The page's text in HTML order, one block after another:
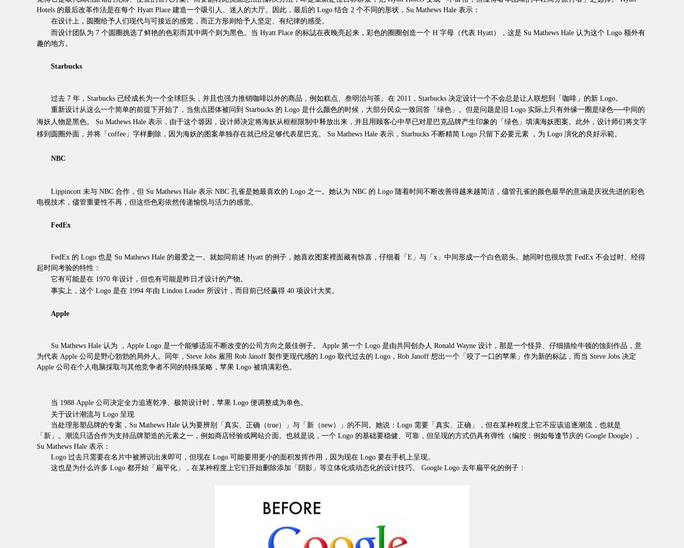
Hotels 的最后改革作法是在每个 Hyatt Place 建造一个吸引人、迷人的大厅。因此，最后的 Logo 结合 2 个不同的形状，Su Mathews Hale 表示：
在设计上，圆圈给予人们现代与可接近的感觉，而正方形则给予人坚定、有纪律的感受。
而设计团队为 7 个圆圈挑选了鲜艳的色彩而其中两个则为黑色。当 Hyatt Place 的标誌在夜晚亮起来，彩色的圈圈创造一个 H 字母（代表 Hyatt），这是 Su Mathews Hale 认为这个 Logo 额外有
趣的地方。
Starbucks
过去 7 年，Starbucks 已经成长为一个全球巨头，并且也强力推销咖啡以外的商品，例如糕点、叁明治与茶。在 2011，Starbucks 决定设计一个不会总是让人联想到「咖啡」的新 Logo。
重新设计从这么一个简单的前提下开始了，当焦点团体被问到 Starbucks 的 Logo 是什么颜色的时候，大部分民众一致回答「绿色」。但是问题是旧 Logo 实际上只有外缘一圈是绿色──中间的
海妖人物是黑色。 Su Mathews Hale 表示，由于这个塬因，设计师决定将海妖从框框限制中释放出来，并且用顾客心中早已对星巴克品牌产生印象的「绿色」填满海妖图案。此外，设计师们将文字
移到圆圈外面，并将「coffee」字样删除，因为海妖的图案单独存在就已经足够代表星巴克。 Su Mathews Hale 表示，Starbucks 不断精简 Logo 只留下必要元素 ，为 Logo 演化的良好示範。
NBC
Lippincott 未与 NBC 合作，但 Su Mathews Hale 表示 NBC 孔雀是她最喜欢的 Logo 之一。她认为 NBC 的 Logo 随着时间不断改善得越来越简洁，儘管孔雀的颜色最早的意涵是庆祝先进的彩色
电视技术，儘管重要性不再，但这些色彩依然传递愉悦与活力的感觉。
FedEx
FedEx 的 Logo 也是 Su Mathews Hale 的最爱之一。就如同前述 Hyatt 的例子，她喜欢图案裡面藏有惊喜，仔细看「E」与「x」中间形成一个白色箭头。她同时也很欣赏 FedEx 不会过时、经得
起时间考验的特性：
它有可能是在 1970 年设计，但也有可能是昨日才设计的产物。
事实上，这个 Logo 是在 1994 年由 Lindon Leader 所设计，而目前已经赢得 40 项设计大奖。
Apple
Su Mathews Hale 认为 ，Apple Logo 是一个能够适应不断改变的公司方向之最佳例子。 Apple 第一个 Logo 是由共同创办人 Ronald Wayne 设计，那是一个怪异、仔细描绘牛顿的蚀刻作品，意
为代表 Apple 公司是野心勃勃的局外人。同年，Steve Jobs 雇用 Rob Janoff 製作更现代感的 Logo 取代过去的 Logo，Rob Janoff 想出一个「咬了一口的苹果」作为新的标誌，而当 Steve Jobs 决定
Apple 公司在个人电脑採取与其他竞争者不同的特殊策略，苹果 Logo 被填满彩色。
当 1988 Apple 公司决定全力追逐乾净、极简设计时，苹果 Logo 便调整成为单色。
关于设计潮流与 Logo 呈现
当处理形塑品牌的专案，Su Mathews Hale 认为要辨别「真实、正确（true）」与「新（new）」的不同。她说：Logo 需要「真实、正确」，但在某种程度上它不应该追逐潮流，也就是
「新」。潮流只适合作为支持品牌塑造的元素之一，例如商店经验或网站介面。也就是说，一个 Logo 的基础要稳健、可靠，但呈现的方式仍具有弹性（编按：例如每逢节庆的 Google Doogle）。
Su Mathews Hale 表示：
Logo 过去只需要在名片中被辨识出来即可，但现在 Logo 可能要用更小的面积发挥作用，因为现在 Logo 要在手机上呈现。
这也是为什么许多 Logo 都开始「扁平化」，在某种程度上它们开始删除添加「阴影」等立体化或动态化的设计技巧。 Google Logo 去年扁平化的例子：